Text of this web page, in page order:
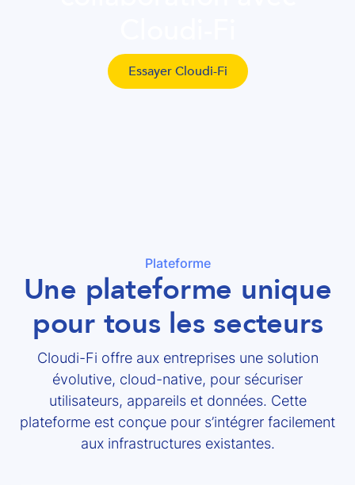
Essayer Cloudi-Fi
Plateforme
Une plateforme unique
pour tous les secteurs
Cloudi-Fi offre aux entreprises une solution
évolutive, cloud-native, pour sécuriser
utilisateurs, appareils et données. Cette
plateforme est conçue pour s’intégrer facilement
aux infrastructures existantes.